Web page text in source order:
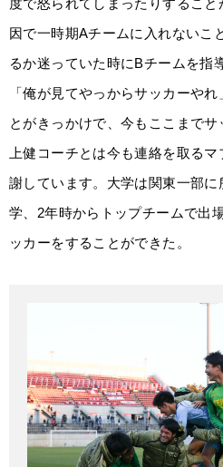
度で怒られてしまったりするこ
因で一時期Aチームに入れないこ
るか迷っていた時にBチームを指
「俺が見てやっからサッカーや
とがきっかけで、今もここまでサ
上健コーチとは今も連絡を取る
謝しています。大学は関東一部
学、2年時からトップチームで出
ッカーをすることができた。